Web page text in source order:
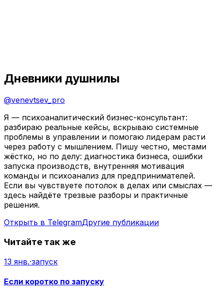
Дневники душнилы
@venevtsev_pro
Я — психоаналитический бизнес-консультант:
разбираю реальные кейсы, вскрываю системные
проблемы в управлении и помогаю лидерам расти
через работу с мышлением. Пишу честно, местами
жёстко, но по делу: диагностика бизнеса, ошибки
запуска производств, внутренняя мотивация
команды и психоанализ для предпринимателей.
Если вы чувствуете потолок в делах или смыслах —
здесь найдёте трезвые разборы и практичные
решения.
Открыть в TelegramДругие публикации
Читайте так же
13 янв.·запуск
Если коротко по запуску